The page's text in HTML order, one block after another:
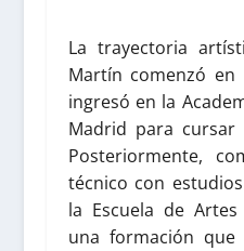
La trayectoria
Martín comenzó
ingresó en la
Madrid para
Posteriormente,
técnico con
la Escuela de
una formación